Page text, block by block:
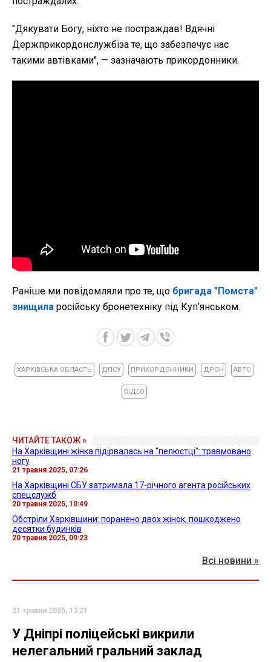
"Дякувати Богу, ніхто не постраждав! Вдячні
Держприкордонслужбіза те, що забезпечує нас
такими автівками", — зазначають прикордонники.
Раніше ми повідомляли про те, що бригада "Помста"
знищила російську бронетехніку під Куп’янськом.
ХАРКІВСЬКА ОБЛАСТЬ ДПСУ ПРИКОРДОННИКИ ДРОН АВТО
ВІДЕО
ЧИТАЙТЕ ТАКОЖ »
На Харківщині жінка підірвалась на "пелюстці": травмовано
ногу
21 травня 2025, 07:26
На Харківщині СБУ затримала 17-річного агента російських
спецслужб
20 травня 2025, 10:49
Обстріли Харківщини: поранено двох жінок, пошкоджено
десятки будинків
20 травня 2025, 09:23
Всі новини »
21 травня 2025, 13:21
У Дніпрі поліцейські викрили
нелегальний гральний заклад